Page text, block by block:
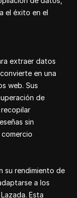
Yelp reviews
el éxito en el
extraer datos
en una
web. Sus
de
sin
su rendimiento de
a los
Esta